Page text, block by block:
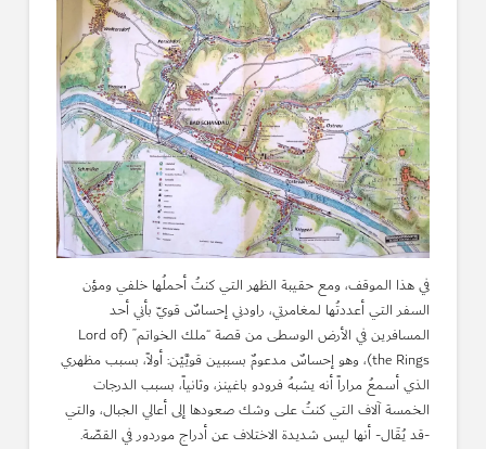
في هذا الموقف، ومع حقيبة الظهر التي كنتُ أحملُها خلفي ومؤن
السفر التي أعددتُها لمغامرتي، راودني إحساسٌ قويّ بأني أحد
المسافرين في الأرض الوسطى من قصة “ملك الخواتم” (Lord of
the Rings)، وهو إحساسٌ مدعومٌ بسببين قويَّيْن: أولاً، بسبب مظهري
الذي أسمعُ مراراً أنه يشبهُ فرودو باغينز، وثانياً، بسبب الدرجات
الخمسة آلاف التي كنتُ على وشك صعودها إلى أعالي الجبال، والتي
-قد يُقَال- أنها ليس شديدة الاختلاف عن أدراج موردور في القصّة.